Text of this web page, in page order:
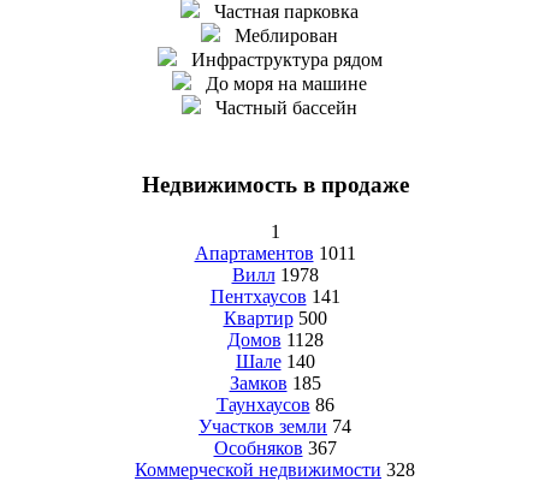
Частная парковка
Меблирован
Инфраструктура рядом
До моря на машине
Частный бассейн
Недвижимость в продаже
1
Апартаментов 1011
Вилл 1978
Пентхаусов 141
Квартир 500
Домов 1128
Шале 140
Замков 185
Таунхаусов 86
Участков земли 74
Особняков 367
Коммерческой недвижимости 328